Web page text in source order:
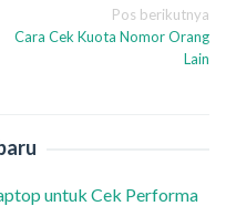
Pos berikutnya
Cara Cek Kuota Nomor Orang
Lain
untuk Cek Performa